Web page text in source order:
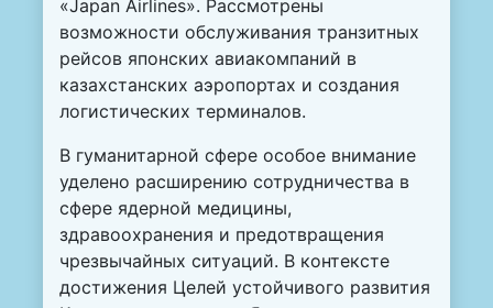
«Japan Airlines». Рассмотрены
возможности обслуживания транзитных
рейсов японских авиакомпаний в
казахстанских аэропортах и создания
логистических терминалов.
В гуманитарной сфере особое внимание
уделено расширению сотрудничества в
сфере ядерной медицины,
здравоохранения и предотвращения
чрезвычайных ситуаций. В контексте
достижения Целей устойчивого развития